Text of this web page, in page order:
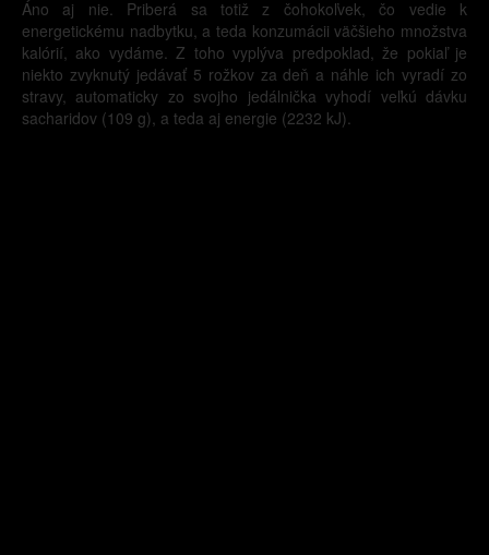
Áno aj nie. Priberá sa totiž z čohokoľvek, čo vedie k
energetickému nadbytku, a teda konzumácii väčšieho množstva
kalórií, ako vydáme. Z toho vyplýva predpoklad, že pokiaľ je
niekto zvyknutý jedávať 5 rožkov za deň a náhle ich vyradí zo
stravy, automaticky zo svojho jedálnička vyhodí veľkú dávku
sacharidov (109 g), a teda aj energie (2232 kJ).